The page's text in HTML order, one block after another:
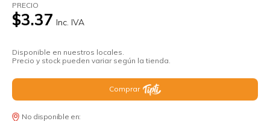
PRECIO
$3.37 Inc. IVA
Disponible en nuestros locales.
Precio y stock pueden variar según la tienda.
Comprar
No disponible en: